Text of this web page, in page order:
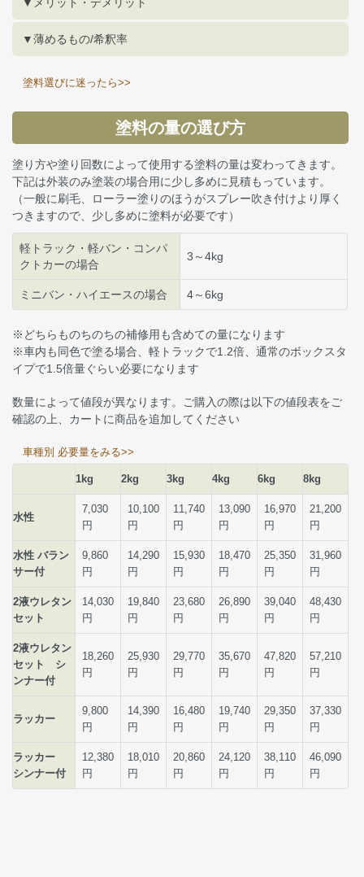
▼薄めるもの/希釈率
塗料選びに迷ったら>>
塗料の量の選び方
塗り方や塗り回数によって使用する塗料の量は変わってきます。
下記は外装のみ塗装の場合用に少し多めに見積もっています。
（一般に刷毛、ローラー塗りのほうがスプレー吹き付けより厚く
つきますので、少し多めに塗料が必要です）
軽トラック・軽バン・コンパ
クトカーの場合
3～4kg
ミニバン・ハイエースの場合 4～6kg
※どちらものちのちの補修用も含めての量になります
※車内も同色で塗る場合、軽トラックで1.2倍、通常のボックスタ
イプで1.5倍量ぐらい必要になります
数量によって値段が異なります。ご購入の際は以下の値段表をご
確認の上、カートに商品を追加してください
車種別 必要量をみる>>